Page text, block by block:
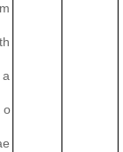
a
o